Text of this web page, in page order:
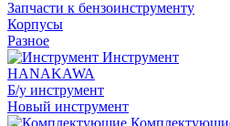
Запчасти к бензоинструменту
Корпусы
Разное
Инструмент
HANAKAWA
Б/у инструмент
Новый инструмент